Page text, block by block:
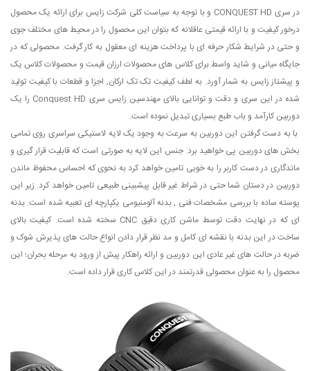
در سری CONQUEST HD و با توجه به سیاست کلی شرکت زایس برای ارائه یک محصول
درخور کیفیت و با ارائه قیمتی عاقلانه که بتوان این محصول را در محیط های مختلف جوی
و حتی در شرایط شکار حرفه ای با پرداخت هزینه ای معقول به کار گرفت. محصولی که در
جایگاه میانی و شاید واسط برای کلاس های محصولات ارزان قیمت و محصولات کلاس یک
و پیشتاز زایس به شمار آورد. به لطف کیفیت تک تک ارکان, اجزا و قطعات با کیفیت تولید
شده در این سری و دقت و توانایی بالای مهندسین زایس سری Conquest HD را یک
دوربین کارآمد و باب طبع بسیاری تبدیل نموده است.
با به دست گرفتن این دوربین به سرعت به وجود یک لایه لاستیکی سراسری روی تمامی
بخش های دوربین پی خواهید برد. جنس این لایه به صورتی است که قابلیت قرار گیری و
ماندگاری در دست کاربر را به خوبی تامین خواهد کرد به نحوی که احساس محفوظ ماندن
دوربین در دستان شما حتی در شراط غیر قابل پیشبینی طبیعی تامین خواهد کرد. زیر این
پوسته ساده با بررسی مشخصات فنی , بدنه آلومنیومی یکپارچه ای تعبیه شده است. بدنه
ای که در نهایت دقت توسط ماشن کاری دقیق CNC سخته شده است. کیفیت بالای
ساخت در این بدنه با نقشه ای کامل و مد نظر قرار دادن انواع حالت های پذیرش شوک و
ضربه در حالت های غیر عادی این دوربین و ارائه راهکار پیش از ورود به مرحله بحران؛ این
محصول را به عنوان محصولی قدرتمند در این کلاس کاری قرار داده است.